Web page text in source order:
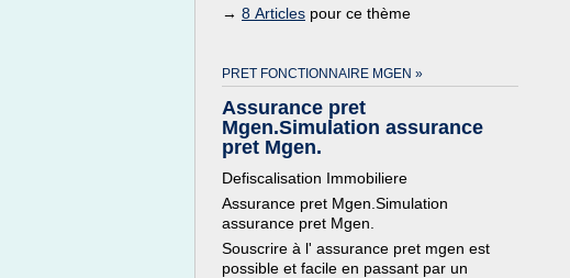
→ 8 Articles pour ce thème
PRET FONCTIONNAIRE MGEN »
Assurance pret
Mgen.Simulation assurance
pret Mgen.
Defiscalisation Immobiliere
Assurance pret Mgen.Simulation
assurance pret Mgen.
Souscrire à l' assurance pret mgen est
possible et facile en passant par un